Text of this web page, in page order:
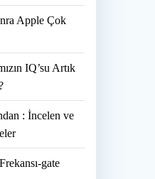
Apple Çok
IQ’su Artık
: İncelen ve
gate